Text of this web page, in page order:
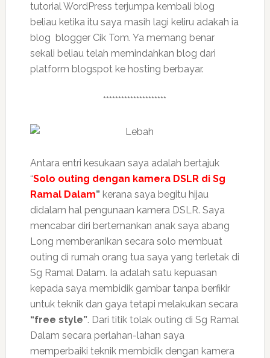
tutorial WordPress terjumpa kembali blog
beliau ketika itu saya masih lagi keliru adakah ia
blog blogger Cik Tom. Ya memang benar
sekali beliau telah memindahkan blog dari
platform blogspot ke hosting berbayar.
*********************
Antara entri kesukaan saya adalah bertajuk
“Solo outing dengan kamera DSLR di Sg
Ramal Dalam” kerana saya begitu hijau
didalam hal pengunaan kamera DSLR. Saya
mencabar diri bertemankan anak saya abang
Long memberanikan secara solo membuat
outing di rumah orang tua saya yang terletak di
Sg Ramal Dalam. Ia adalah satu kepuasan
kepada saya membidik gambar tanpa berfikir
untuk teknik dan gaya tetapi melakukan secara
“free style”. Dari titik tolak outing di Sg Ramal
Dalam secara perlahan-lahan saya
memperbaiki teknik membidik dengan kamera